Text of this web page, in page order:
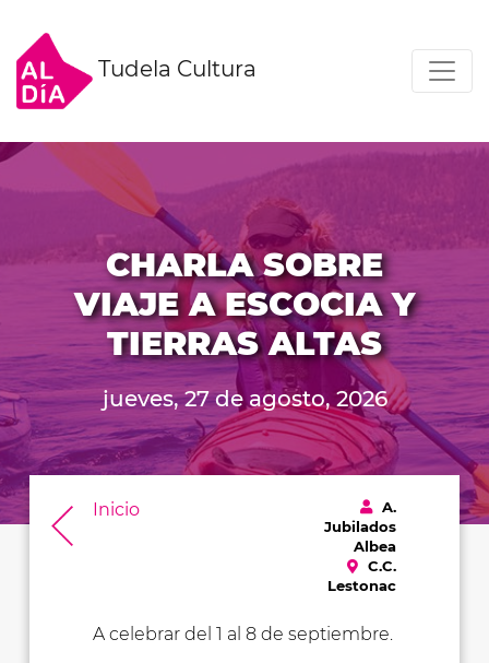
Tudela Cultura
CHARLA SOBRE
VIAJE A ESCOCIA Y
TIERRAS ALTAS
jueves, 27 de agosto, 2026
Inicio
A.
Jubilados
Albea
C.C.
Lestonac
A celebrar del 1 al 8 de septiembre.